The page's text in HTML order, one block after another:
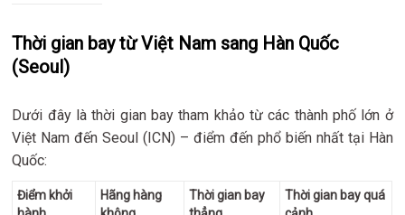
Thời gian bay từ Việt Nam sang Hàn Quốc
(Seoul)
Dưới đây là thời gian bay tham khảo từ các thành phố lớn ở
Việt Nam đến Seoul (ICN) – điểm đến phổ biến nhất tại Hàn
Quốc:
Điểm khởi
Hãng hàng
Thời gian bay
Thời gian bay quá